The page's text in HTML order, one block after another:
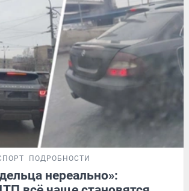
ПОДРОБНОСТИ
нереально»: